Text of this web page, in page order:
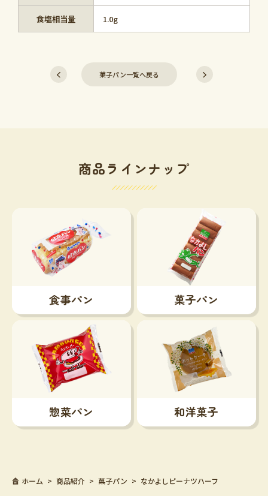
食塩相当量 1.0g
菓子パン一覧へ戻る
商品ラインナップ
食事パン 菓子パン
惣菜パン 和洋菓子
ホーム 商品紹介 菓子パン なかよしピーナツハーフ